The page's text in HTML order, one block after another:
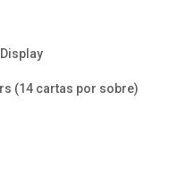
(14 cartas por sobre)